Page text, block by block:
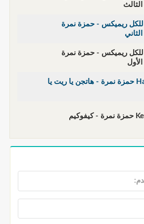
ريميكس - حمزة نمرة
ريميكس - حمزة نمرة
Hatgann حمزة نمرة - هاتجن يا ريت يا